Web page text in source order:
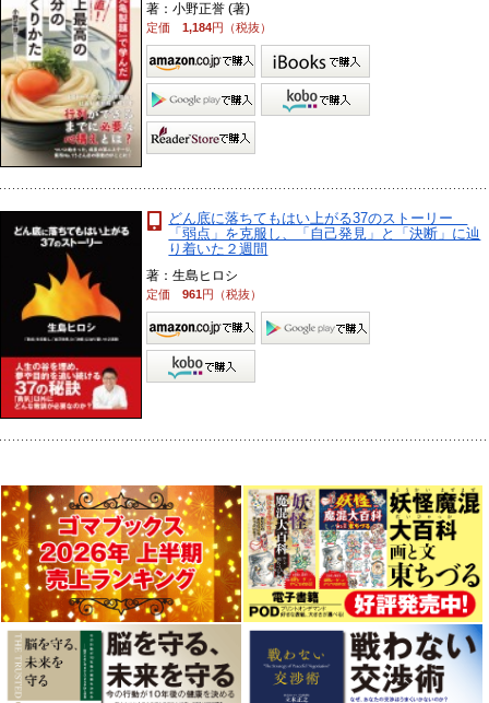
著：小野正誉 (著)
定価1,184円（税抜）
どん底に落ちてもはい上がる37のストーリー
「弱点」を克服し、「自己発見」と「決断」に辿
り着いた２週間
著：生島ヒロシ
定価961円（税抜）